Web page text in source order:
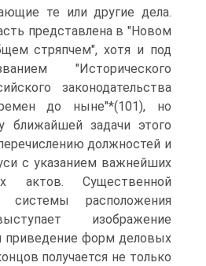
те или другие дела.
представлена в "Новом
стряпчем", хотя и под
"Исторического
законодательства
до ныне"*(101), но
ближайшей задачи этого
должностей и
с указанием важнейших
актов. Существенной
расположения
изображение
приведение форм деловых
получается не только